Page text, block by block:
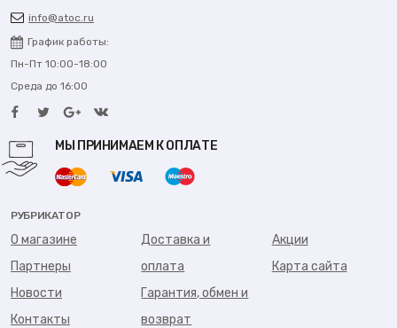
info@atoc.ru
График работы:
Пн-Пт 10:00-18:00
Среда до 16:00
МЫ ПРИНИМАЕМ К ОПЛАТЕ
РУБРИКАТОР
О магазине
Партнеры
Новости
Контакты
Доставка и
оплата
Гарантия, обмен и
возврат
Акции
Карта сайта